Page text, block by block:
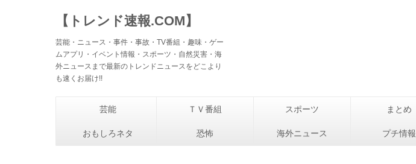
【トレンド速報.COM】
芸能・ニュース・事件・事故・TV番組・趣味・ゲー
ムアプリ・イベント情報・スポーツ・自然災害・海
外ニュースまで最新のトレンドニュースをどこより
も速くお届け!!
芸能 ＴＶ番組 スポーツ まとめ
おもしろネタ 恐怖 海外ニュース プチ情報